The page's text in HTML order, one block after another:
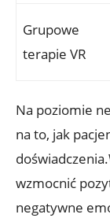
Grupowe
terapie VR
Na poziomie
na to,‌ jak
wzmocnić
negatywne